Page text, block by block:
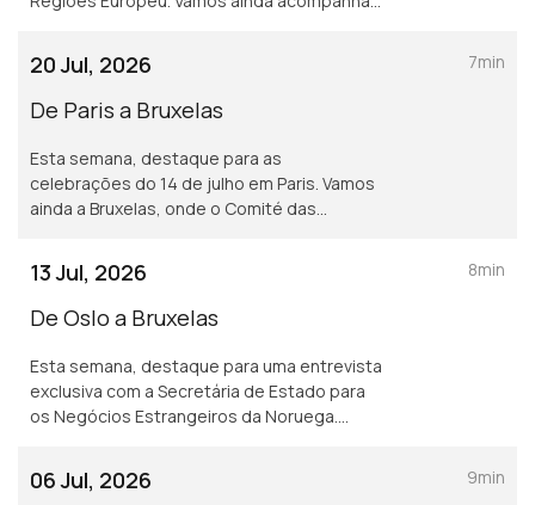
Terceira, nos Açores.
20 Jul, 2026
De Paris a Bruxelas
Esta semana, destaque para as
celebrações do 14 de julho em Paris. Vamos
ainda a Bruxelas, onde o Comité das
na Europa.
7min
13 Jul, 2026
De Oslo a Bruxelas
Esta semana, destaque para uma entrevista
exclusiva com a Secretária de Estado para
os Negócios Estrangeiros da Noruega.
Migração e Asilo.
8min
06 Jul, 2026
9min